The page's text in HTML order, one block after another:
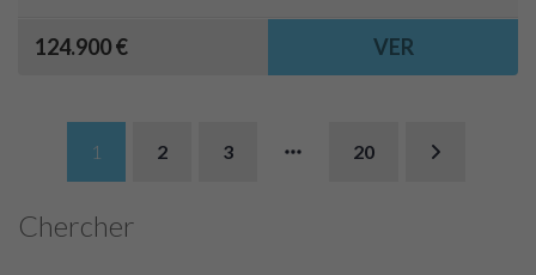
124.900 € VER
1 2 3 20
Chercher